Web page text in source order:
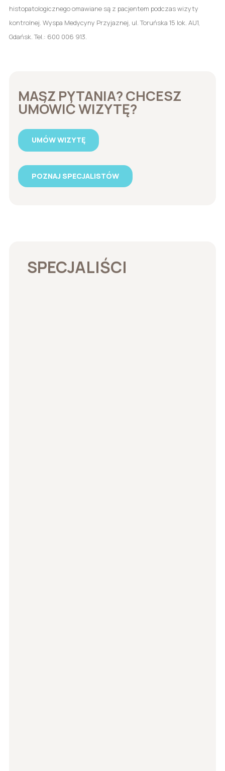
histopatologicznego omawiane są z pacjentem podczas wizyty
kontrolnej. Wyspa Medycyny Przyjaznej, ul. Toruńska 15 lok. AU1,
Gdańsk. Tel.: 600 006 913.
MASZ PYTANIA? CHCESZ
UMÓWIĆ WIZYTĘ?
UMÓW WIZYTĘ
POZNAJ SPECJALISTÓW
SPECJALIŚCI